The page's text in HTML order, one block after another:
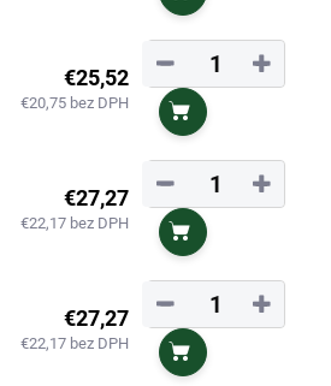
Do košíka
€25,52
€20,75 bez DPH
+
−
Do košíka
€27,27
€22,17 bez DPH
+
−
Do košíka
€27,27
€22,17 bez DPH
+
−
Do košíka